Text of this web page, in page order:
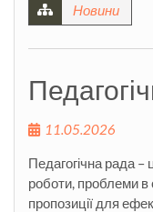
Новини
11.05.2026
Педагогічна рада
роботи, проблеми в
пропозиції для